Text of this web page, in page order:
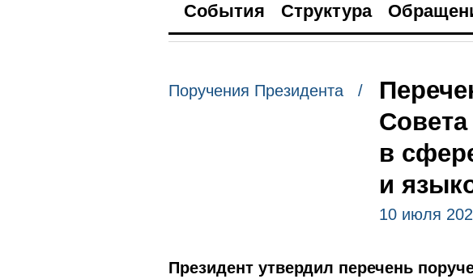
События Структура
Поручения Президента /
в
и
10 июля
Президент утвердил перечень